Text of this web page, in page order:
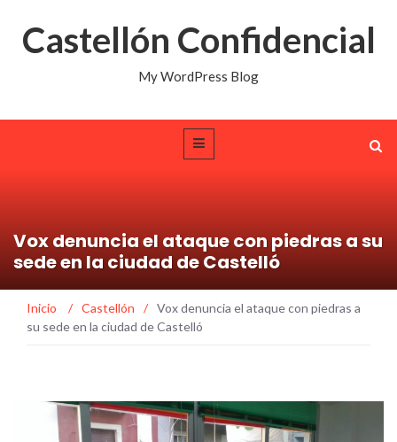
Castellón Confidencial
My WordPress Blog
Vox denuncia el ataque con piedras a su
sede en la ciudad de Castelló
Inicio / Castellón / Vox denuncia el ataque con piedras a
su sede en la ciudad de Castelló